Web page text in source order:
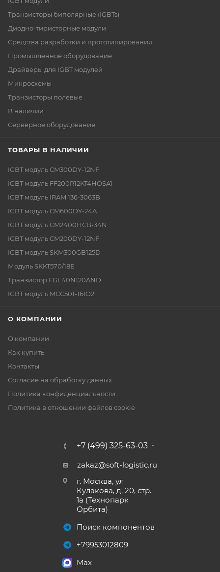
Транзисторы биполярные (IGBTs)
Диодно-тиристорные модули
Средства разработки и прототипирования
Промышленное оборудование
Драйверы для IGBT модулей
Микросхемы
Транзисторы полевые
В наличии
Серверное оборудование
ТОВАРЫ В НАЛИЧИИ
IGBT модуль CM300DY-12NF
IGBT модуль FF200R12KT4HOSA1
IGBT модуль IRAM 136-3063B
IGBT модуль CM600DY-24A
IGBT модуль CM2400HCB-34N
IGBT модуль CM200DY-12NF
IGBT модуль SKM300GB125D
Модуль SKKT570/18E
Транзистор FGL40N120AND
IGBT модуль MCC501-16IO2
О КОМПАНИИ
О компании
Как купить
Контакты
Согласие на обработку данных
Политика конфиденциальности
Политика в отношении файлов cookie
+7 (499) 325-63-03
zakaz@soft-logistic.ru
г. Москва, ул
Кулакова, д. 20, стр.
1а (Технопарк
Орбита)
Поиск компонентов
+79953012809
Max